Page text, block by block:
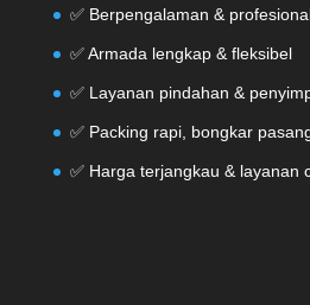
✅ Berpengalaman &
✅ Armada lengkap & fleksibel
✅ Layanan pindahan &
✅ Packing rapi, bongkar
✅ Harga terjangkau & layanan